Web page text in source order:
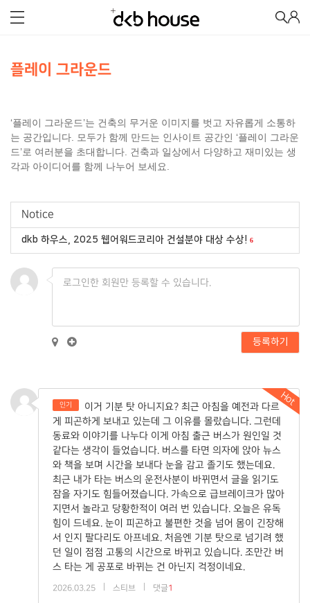
플레이 그라운드
‘플레이 그라운드’는 건축의 무거운 이미지를 벗고 자유롭게 소통하
는 공간입니다. 모두가 함께 만드는 인사이트 공간인 ‘플레이 그라운
드’로 여러분을 초대합니다. 건축과 일상에서 다양하고 재미있는 생
각과 아이디어를 함께 나누어 보세요.
Notice
dkb 하우스, 2025 웹어워드코리아 건설분야 대상 수상! 6
등록하기
인기
이거 기분 탓 아니지요? 최근 아침을 예전과 다르
게 피곤하게 보내고 있는데 그 이유를 몰랐습니다. 그런데
동료와 이야기를 나누다 이게 아침 출근 버스가 원인일 것
같다는 생각이 들었습니다. 버스를 타면 의자에 앉아 뉴스
와 책을 보며 시간을 보내다 눈을 감고 졸기도 했는데요.
최근 내가 타는 버스의 운전사분이 바뀌면서 글을 읽기도
잠을 자기도 힘들어졌습니다. 가속으로 급브레이크가 많아
지면서 놀라고 당황한적이 여러 번 있습니다. 오늘은 유독
힘이 드네요. 눈이 피곤하고 불편한 것을 넘어 몸이 긴장해
서 인지 팔다리도 아프네요. 처음엔 기분 탓으로 넘기려 했
던 일이 점점 고통의 시간으로 바뀌고 있습니다. 조만간 버
스 타는 게 공포로 바뀌는 건 아닌지 걱정이네요.
2026.03.25 스티브 댓글1
Hot